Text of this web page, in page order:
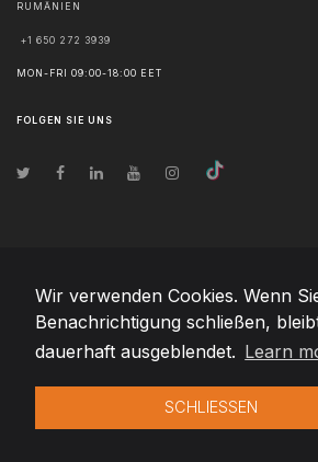
Wir verwenden Cookies. Wenn
Benachrichtigung schließen,
dauerhaft ausgeblendet. Learn
SCHLIESSEN
RUMÄNIEN
+1 650 272 3939
MON-FRI 09:00-18:00 EET
FOLGEN SIE UNS
© Urheberrecht 2026 Team Extension Czech Republic
Changelog● Durch die Nutzung dieser Website
Nutzungsbedingungen und unserer